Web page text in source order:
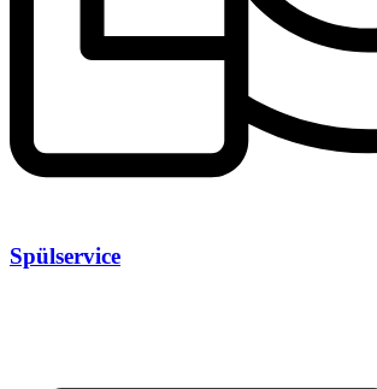
Spülservice